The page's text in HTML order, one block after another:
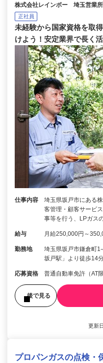
株式会社レインボー 埼玉営業所
正社員
未経験から国家資格を取
けよう！安定業界で長く活
仕事内容
埼玉県坂戸市にある
客管理・顧客サービ
事等を行う、LPガス
給与 月給250,000円～
勤務地
埼玉県坂戸市鎌倉町
坂戸駅」より徒歩14
応募資格 普通自動車免許（AT限
後で見る
更新
プロパンガスの点検・